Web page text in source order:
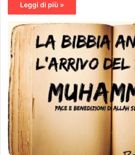
Leggi di più »